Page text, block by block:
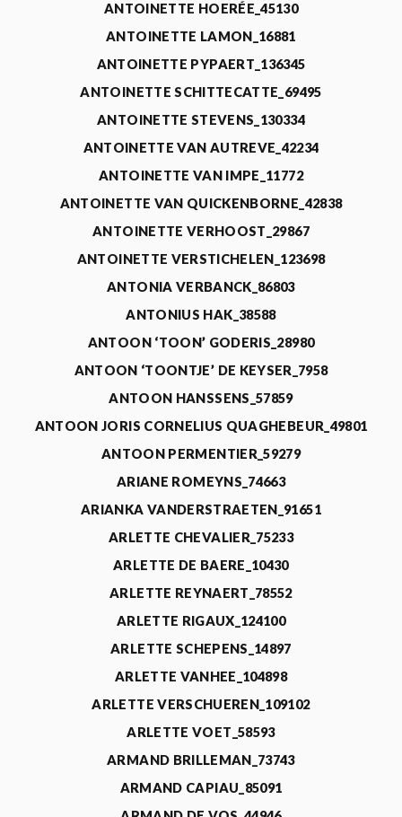
ANTOINETTE HOERÉE_45130
ANTOINETTE LAMON_16881
ANTOINETTE PYPAERT_136345
ANTOINETTE SCHITTECATTE_69495
ANTOINETTE STEVENS_130334
ANTOINETTE VAN AUTREVE_42234
ANTOINETTE VAN IMPE_11772
ANTOINETTE VAN QUICKENBORNE_42838
ANTOINETTE VERHOOST_29867
ANTOINETTE VERSTICHELEN_123698
ANTONIA VERBANCK_86803
ANTONIUS HAK_38588
ANTOON ‘TOON’ GODERIS_28980
ANTOON ‘TOONTJE’ DE KEYSER_7958
ANTOON HANSSENS_57859
ANTOON JORIS CORNELIUS QUAGHEBEUR_49801
ANTOON PERMENTIER_59279
ARIANE ROMEYNS_74663
ARIANKA VANDERSTRAETEN_91651
ARLETTE CHEVALIER_75233
ARLETTE DE BAERE_10430
ARLETTE REYNAERT_78552
ARLETTE RIGAUX_124100
ARLETTE SCHEPENS_14897
ARLETTE VANHEE_104898
ARLETTE VERSCHUEREN_109102
ARLETTE VOET_58593
ARMAND BRILLEMAN_73743
ARMAND CAPIAU_85091